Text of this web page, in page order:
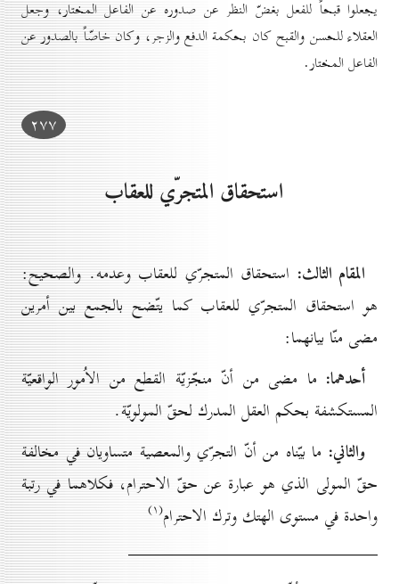
يجعلوا قبحاً للفعل بغضّ النظر عن صدوره عن الفاعل المختار، وجعل
العقلاء للحسن والقبح كان بحكمة الدفع والزجر، وكان خاصّاً بالصدور عن
الفاعل المختار.
۲۷۷
استحقاق المتجرّي للعقاب
المقام الثالث: استحقاق المتجرّي للعقاب وعدمه. والصحيح:
هو استحقاق المتجرّي للعقاب كما يتّضح بالجمع بين أمرين
مضى منّا بيانهما:
أحدهما: ما مضى من أنّ منجّزيّة القطع من الاُمور الواقعيّة
المستكشفة بحكم العقل المدرك لحقّ المولويّة.
والثاني: ما بيّناه من أنّ التجرّي والمعصية متساويان في مخالفة
حقّ المولى الذي هو عبارة عن حقّ الاحترام، فكلاهما في رتبة
واحدة في مستوى الهتك وترك الاحترام(۱)